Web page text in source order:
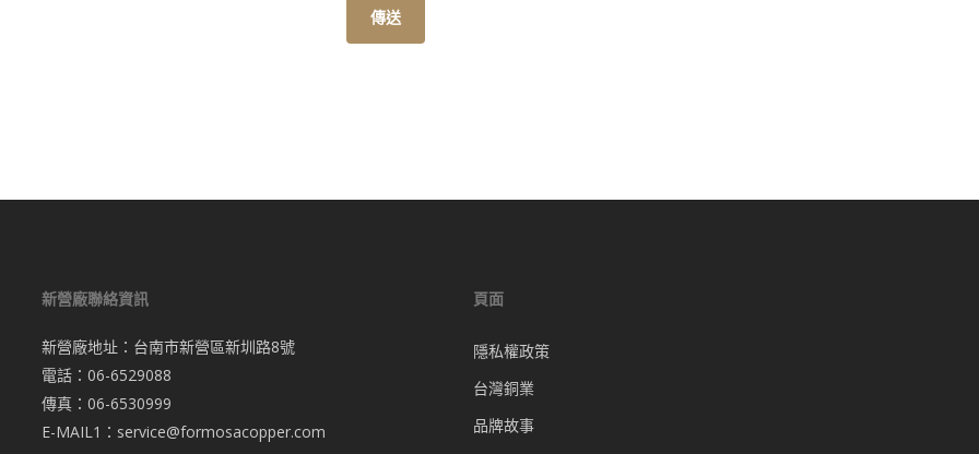
新營廠聯絡資訊
新營廠地址：台南市新營區新圳路8號
電話：06-6529088
傳真：06-6530999
E-MAIL1： service@formosacopper.com
頁面
隱私權政策
台灣銅業
品牌故事